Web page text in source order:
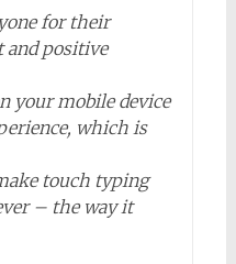
for their
positive
your mobile device
which is
touch typing
– the way it